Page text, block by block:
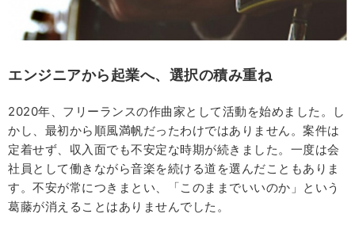
エンジニアから起業へ、選択の積み重ね
2020年、フリーランスの作曲家として活動を始めました。し
かし、最初から順風満帆だったわけではありません。案件は
定着せず、収入面でも不安定な時期が続きました。一度は会
社員として働きながら音楽を続ける道を選んだこともありま
す。不安が常につきまとい、「このままでいいのか」という
葛藤が消えることはありませんでした。